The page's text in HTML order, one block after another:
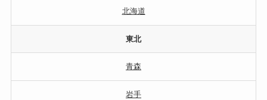
北海道
東北
青森
岩手